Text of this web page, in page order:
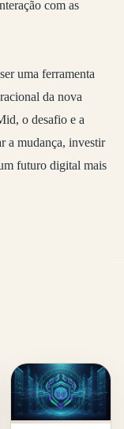
com as
uma ferramenta
da nova
o desafio e a
a mudança, investir
futuro digital mais